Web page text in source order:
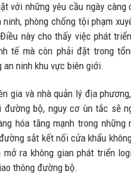
với những yêu cầu ngày càng
ninh, phòng chống tội phạm
này cho thấy việc phát
tế mà còn phải đặt trong
an ninh khu vực biên giới.
gia và nhà quản lý địa
đường bộ, nguy cơ ùn tắc sẽ
hóa tăng mạnh trong
sắt kết nối cửa khẩu
mở ra không gian phát triển
thông đường bộ.